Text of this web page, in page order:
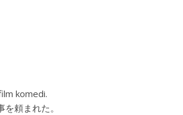
komedi.
を頼まれた。